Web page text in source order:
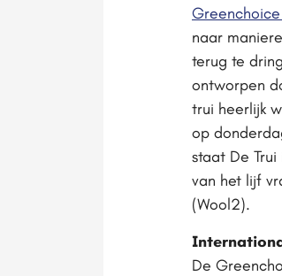
naar
terug te
ontworpen
trui heerlijk
op
staat De
van het lijf
(Wool2).
De